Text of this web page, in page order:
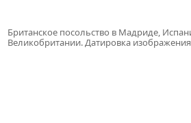
Британское посольство в Мадриде,
Великобритании. Датировка